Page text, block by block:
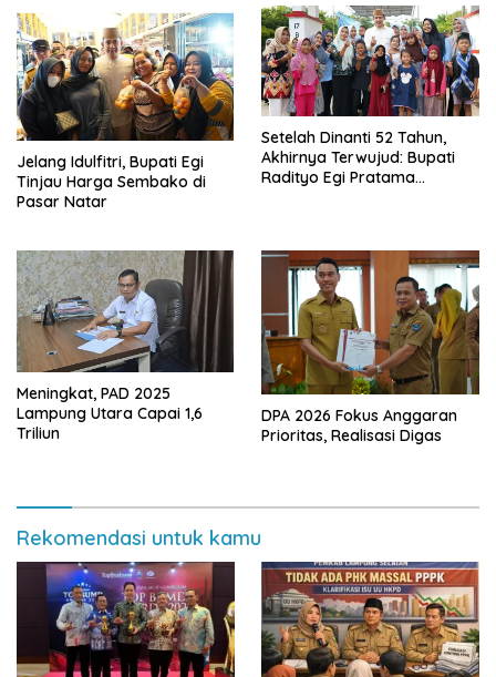
Jelang Idulfitri, Bupati Egi
Tinjau Harga Sembako di
Pasar Natar
Setelah Dinanti 52 Tahun,
Akhirnya Terwujud: Bupati
Radityo Egi Pratama
Meningkat, PAD 2025
Lampung Utara Capai 1,6
Triliun
DPA 2026 Fokus Anggaran
Prioritas, Realisasi Digas
Rekomendasi untuk kamu